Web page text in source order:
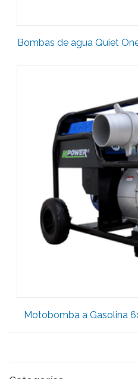
Bombas de agua Quiet
Motobomba a Gasolina